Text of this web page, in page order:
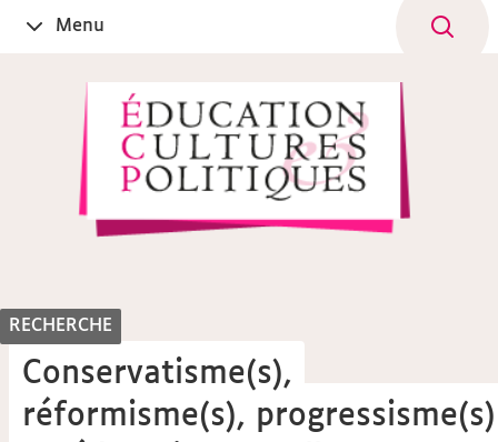
OuvrirMenu
RECHERCHE
Conservatisme(s),
réformisme(s), progressisme(s)